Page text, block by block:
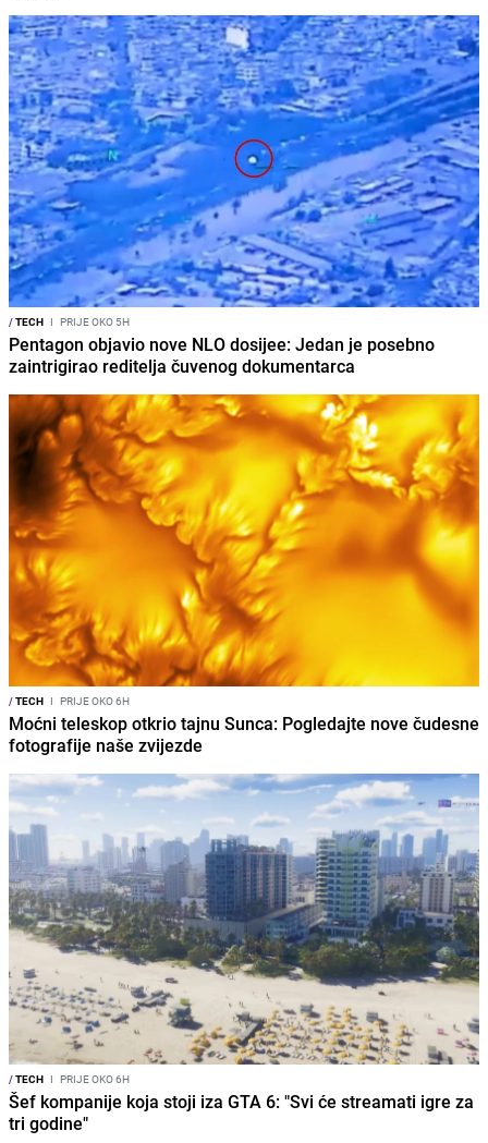
/TECH I PRIJE OKO 5H
Pentagon objavio nove NLO dosijee: Jedan je posebno
zaintrigirao reditelja čuvenog dokumentarca
/TECH I PRIJE OKO 6H
Moćni teleskop otkrio tajnu Sunca: Pogledajte nove čudesne
fotografije naše zvijezde
/TECH I PRIJE OKO 6H
Šef kompanije koja stoji iza GTA 6: "Svi će streamati igre za
tri godine"